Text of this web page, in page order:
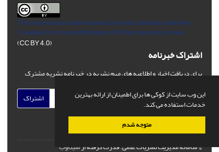
این وب سایت از کوکی ها برای اطمینان از ارائه بهترین
خدمات استفاده می کند.
متوجه شدم
This Journal is an open access Journal Licensedunder the
Creative Commons Attribution 4.0 International License
(CC BY 4.0)
اشتراک خبرنامه
برای دریافت اخبار و اطلاعیه های مهم نشریه در خبرنامه نشریه مشترک
اشتراک
© سامانه مدیریت نشریات علمی.قدرت گرفته ازسیناوب